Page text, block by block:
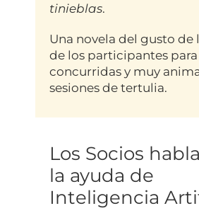
tinieblas.
Una novela del gusto de
de los participantes
concurridas y muy
sesiones de tertulia.
Los Socios
la ayuda de
Inteligencia